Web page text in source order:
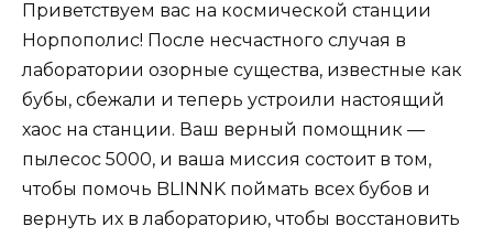
Приветствуем вас на космической станции
Норпополис! После несчастного случая в
лаборатории озорные существа, известные как
бубы, сбежали и теперь устроили настоящий
хаос на станции. Ваш верный помощник —
пылесос 5000, и ваша миссия состоит в том,
чтобы помочь BLINNK поймать всех бубов и
вернуть их в лабораторию, чтобы восстановить